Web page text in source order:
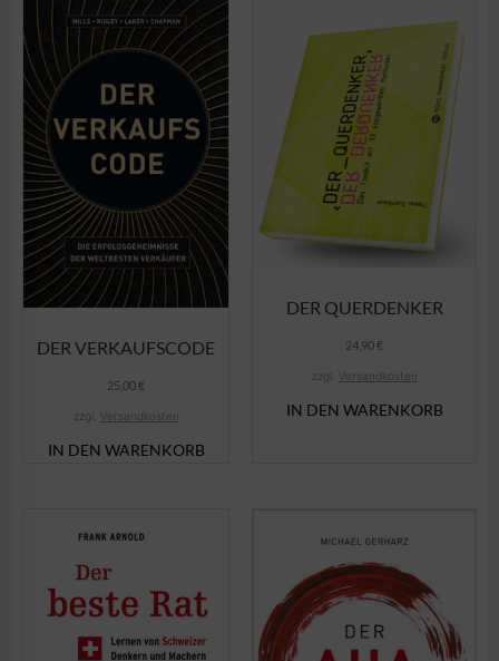
DER VERKAUFSCODE
25,00€
zzgl. Versandkosten
IN DEN WARENKORB
DER QUERDENKER
24,90€
zzgl. Versandkosten
IN DEN WARENKORB